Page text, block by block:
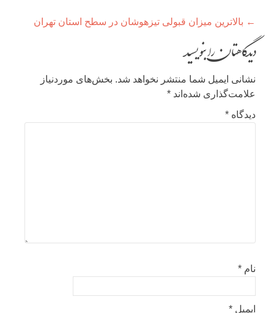
راهبری
نوشته
← بالاترین میزان قبولی تیزهوشان در سطح استان تهران
دیدگاهتان را بنویسید
نشانی ایمیل شما منتشر نخواهد شد. بخش‌های موردنیاز
علامت‌گذاری شده‌اند *
دیدگاه *
نام *
ایمیل *